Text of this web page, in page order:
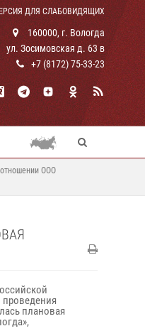
ДЛЯ СЛАБОВИДЯЩИХ
160000, г. Вологда
ул. Зосимовская д. 63 в
+7 (8172) 75-33-23
ООО
проведения
плановая